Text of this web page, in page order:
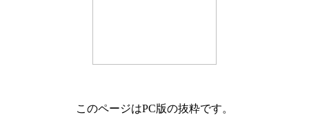
このページはPC版の抜粋です。